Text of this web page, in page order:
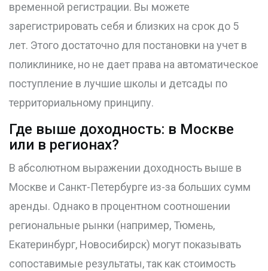
временной регистрации. Вы можете
зарегистрировать себя и близких на срок до 5
лет. Этого достаточно для постановки на учет в
поликлинике, но не дает права на автоматическое
поступление в лучшие школы и детсады по
территориальному принципу.
Где выше доходность: в Москве
или в регионах?
В абсолютном выражении доходность выше в
Москве и Санкт-Петербурге из-за больших сумм
аренды. Однако в процентном соотношении
региональные рынки (например, Тюмень,
Екатеринбург, Новосибирск) могут показывать
сопоставимые результаты, так как стоимость